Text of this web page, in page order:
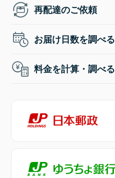
再配達のご依頼
お届け日数を調べる
料金を計算・調べる